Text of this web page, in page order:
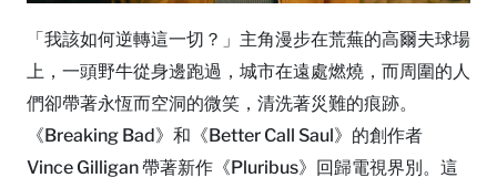
「我該如何逆轉這一切？」主角漫步在荒蕪的高爾夫球場
上，一頭野牛從身邊跑過，城市在遠處燃燒，而周圍的人
們卻帶著永恆而空洞的微笑，清洗著災難的痕跡。
《Breaking Bad》和《Better Call Saul》的創作者
Vince Gilligan 帶著新作《Pluribus》回歸電視界別。這